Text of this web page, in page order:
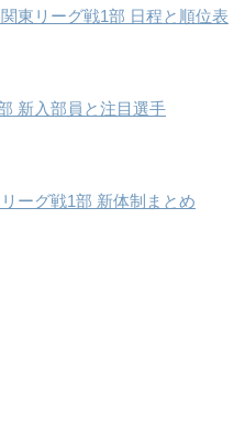
東リーグ戦1部 日程と順位表
新入部員と注目選手
ーグ戦1部 新体制まとめ